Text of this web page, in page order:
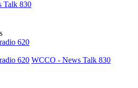
Talk 830
620
620 WCCO - News Talk 830